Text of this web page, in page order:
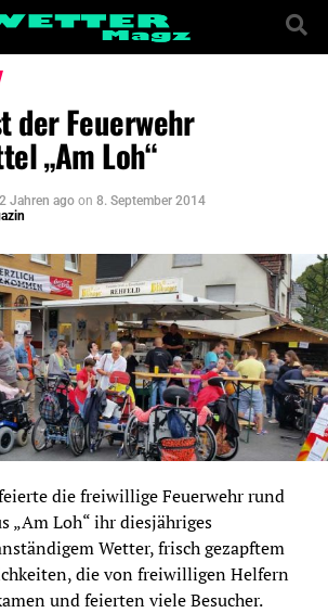
der Feuerwehr
„Am Loh“
Jahren ago on 8. September 2014
die freiwillige Feuerwehr rund
„Am Loh“ ihr diesjähriges
Wetter, frisch gezapftem
die von freiwilligen Helfern
und feierten viele Besucher.